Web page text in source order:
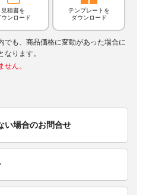
見積書を
ウンロード
テンプレートを
ダウンロード
も、商品価格に変動があった場合に
ります。
ん。
い場合のお問合せ